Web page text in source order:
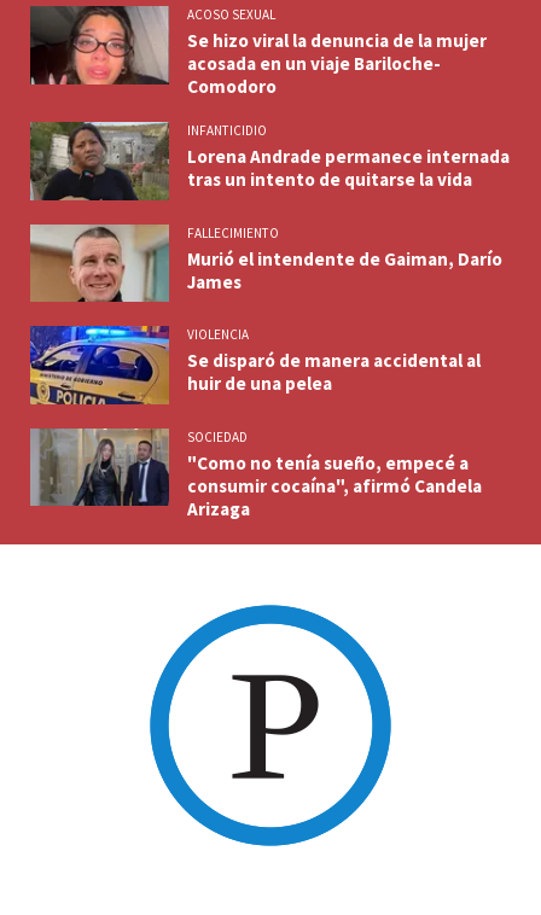
ACOSO SEXUAL
Se hizo viral la denuncia de la mujer
acosada en un viaje Bariloche-
Comodoro
INFANTICIDIO
Lorena Andrade permanece internada
tras un intento de quitarse la vida
FALLECIMIENTO
Murió el intendente de Gaiman, Darío
James
VIOLENCIA
Se disparó de manera accidental al
huir de una pelea
SOCIEDAD
"Como no tenía sueño, empecé a
consumir cocaína", afirmó Candela
Arizaga